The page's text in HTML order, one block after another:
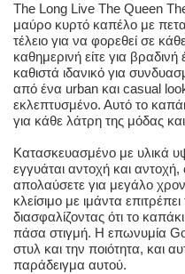
The Long Live The Queen
μαύρο κυρτό καπέλο με
τέλειο για να φορεθεί σε
καθημερινή είτε για
καθιστά ιδανικό για
από ένα urban και casual
εκλεπτυσμένο. Αυτό το
για κάθε λάτρη της μόδας
Κατασκευασμένο με υλικά
εγγυάται αντοχή και
απολαύσετε για μεγάλο
κλείσιμο με ιμάντα
διασφαλίζοντας ότι το
πάσα στιγμή. Η επωνυμία
στυλ και την ποιότητα, και
παράδειγμα αυτού.